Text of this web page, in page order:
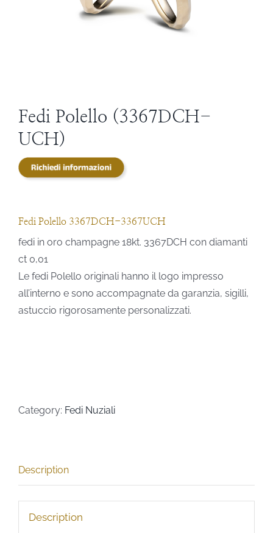
STEVE ANGELI
CONTATTI
PER LE AZIENDE
Fedi Polello (3367DCH-
UCH)
Fedi Polello 3367DCH-3367UCH
fedi in oro champagne 18kt. 3367DCH con diamanti
ct 0,01
Le fedi Polello originali hanno il logo impresso
all’interno e sono accompagnate da garanzia, sigilli,
astuccio rigorosamente personalizzati.
Category: Fedi Nuziali
Description
Description